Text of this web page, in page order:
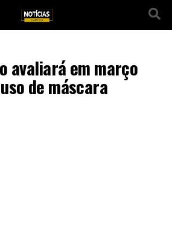
avaliará em março
de máscara